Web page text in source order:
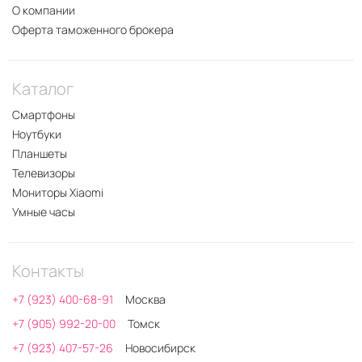
О компании
Оферта таможенного брокера
Каталог
Смартфоны
Ноутбуки
Планшеты
Телевизоры
Мониторы Xiaomi
Умные часы
Контакты
+7 (923) 400-68-91
Москва
+7 (905) 992-20-00
Томск
+7 (923) 407-57-26
Новосибирск